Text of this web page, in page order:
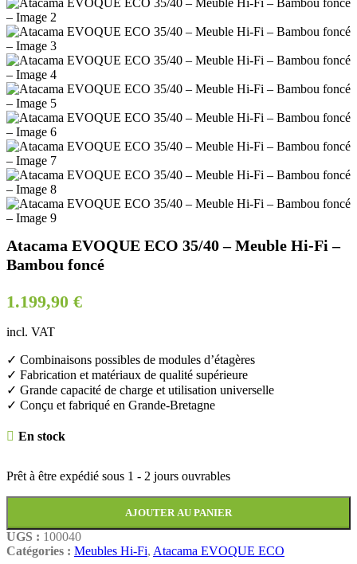
Atacama EVOQUE ECO 35/40 – Meuble Hi-Fi –
Bambou foncé
1.199,90 €
incl. VAT
✓ Combinaisons possibles de modules d’étagères
✓ Fabrication et matériaux de qualité supérieure
✓ Grande capacité de charge et utilisation universelle
✓ Conçu et fabriqué en Grande-Bretagne
En stock
Prêt à être expédié sous 1 - 2 jours ouvrables
AJOUTER AU PANIER
UGS : 100040
Catégories : Meubles Hi-Fi, Atacama EVOQUE ECO